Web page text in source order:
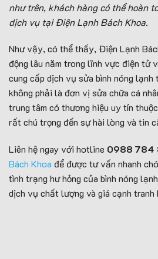
như trên, khách hàng có thể hoàn
dịch vụ tại Điện Lạnh Bách Khoa.
Như vậy, có thể thấy, Điện Lạnh
động lâu năm trong lĩnh vực điện tử
cung cấp dịch vụ sửa bình nóng
không phải là đơn vị sửa chữa cá
trung tâm có thương hiệu uy tín
rất chú trọng đến sự hài lòng và tin
Liên hệ ngay với hotline 0988 784
Bách Khoa để được tư vấn nhanh
tình trạng hư hỏng của bình nóng
dịch vụ chất lượng và giá cạnh